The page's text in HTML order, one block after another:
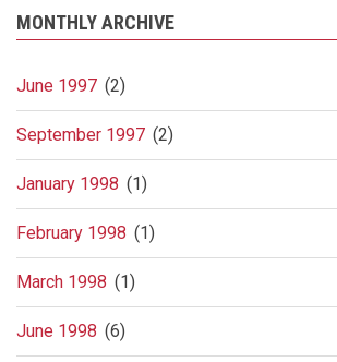
MONTHLY ARCHIVE
June 1997 (2)
September 1997 (2)
January 1998 (1)
February 1998 (1)
March 1998 (1)
June 1998 (6)